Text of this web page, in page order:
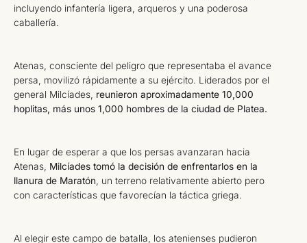
incluyendo infantería ligera, arqueros y una poderosa
caballería.
Atenas, consciente del peligro que representaba el avance
persa, movilizó rápidamente a su ejército. Liderados por el
general Milcíades, reunieron aproximadamente 10,000
hoplitas, más unos 1,000 hombres de la ciudad de Platea.
En lugar de esperar a que los persas avanzaran hacia
Atenas, Milcíades tomó la decisión de enfrentarlos en la
llanura de Maratón , un terreno relativamente abierto pero
con características que favorecían la táctica griega.
Al elegir este campo de batalla, los atenienses pudieron